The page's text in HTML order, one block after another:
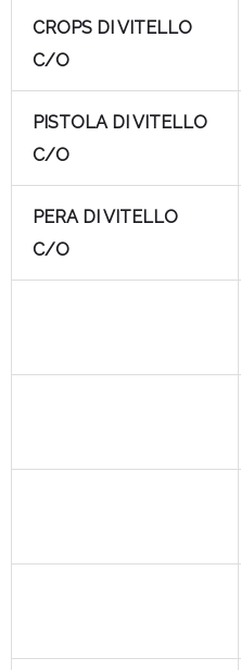
CROPS DI VITELLO
C/O
PISTOLA DI VITELLO
C/O
PERA DI VITELLO
C/O